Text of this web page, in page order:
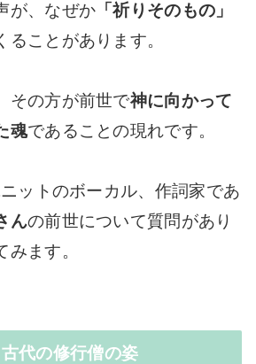
が、なぜか 「祈りそのもの」
ことがあります。
その方が前世で神に向かって
魂であることの現れです。
ットのボーカル、作詞家であ
んの前世について質問があり
みます。
代の修行僧の姿